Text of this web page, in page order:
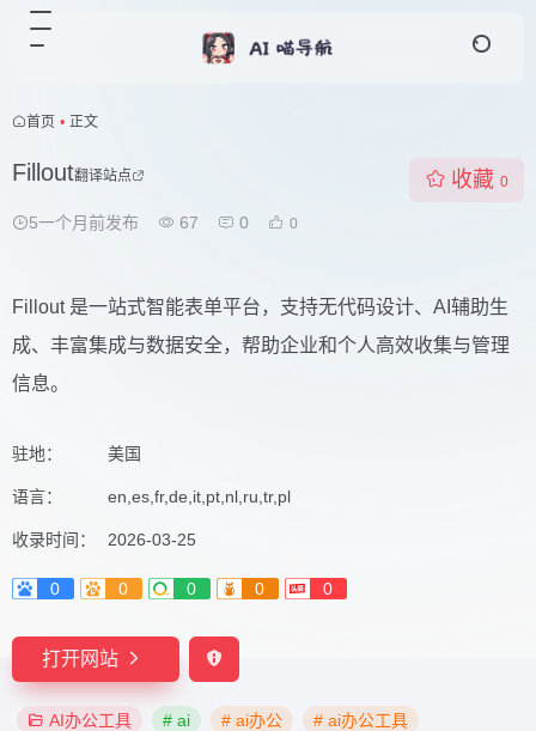
首页 • 正文
Fillout翻译站点
5一个月前发布 67 0 0
收藏 0
Fillout 是一站式智能表单平台，支持无代码设计、AI辅助生
成、丰富集成与数据安全，帮助企业和个人高效收集与管理
信息。
驻地： 美国
语言： en,es,fr,de,it,pt,nl,ru,tr,pl
收录时间： 2026-03-25
0 0 0 0 0
打开网站
AI办公工具 # ai # ai办公
# ai办公工具